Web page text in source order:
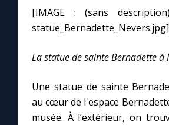
Chapelet pour le monde
Marie de Nazareth
[IMAGE : (sans
statue_Bernadette_Nevers.jpg]
La statue de sainte Bernadette à
Une statue de sainte
au cœur de l'espace
musée. À l’extérieur, on